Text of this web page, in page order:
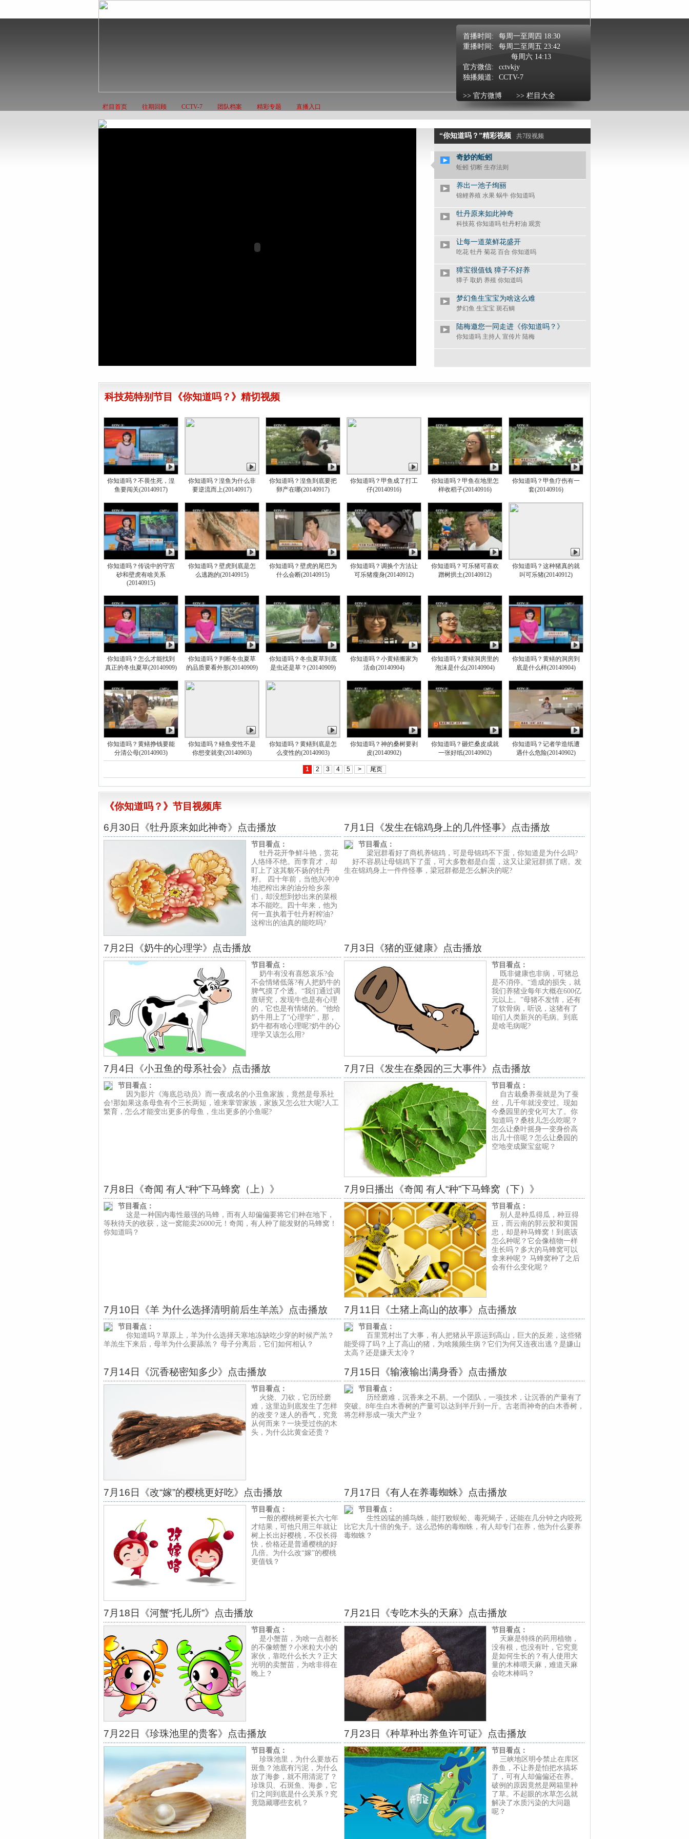
首播时间:
每周一至周四 18:30
重播时间:
每周二至周五 23:42
每周六 14:13
官方微信:
cctvkjy
独播频道:
CCTV-7
>> 官方微博 >> 栏目大全
栏目首页 往期回顾 CCTV-7 团队档案 精彩专题 直播入口
“你知道吗？”精彩视频 共7段视频
奇妙的蚯蚓
蚯蚓 切断 生存法则
养出一池子绚丽
锦鲤养殖 水果 蜗牛 你知道吗
牡丹原来如此神奇
科技苑 你知道吗 牡丹籽油 观赏
让每一道菜鲜花盛开
吃花 牡丹 菊花 百合 你知道吗
獐宝很值钱 獐子不好养
獐子 取奶 养殖 你知道吗
梦幻鱼生宝宝为啥这么难
梦幻鱼 生宝宝 斑石鲷
陆梅邀您一同走进《你知道吗？》
你知道吗 主持人 宣传片 陆梅
科技苑特别节目《你知道吗？》精切视频
你知道吗？不畏生死，湟
鱼要闯关(20140917)
你知道吗？湟鱼为什么非
要逆流而上(20140917)
你知道吗？湟鱼到底要把
卵产在哪(20140917)
你知道吗？甲鱼成了打工
仔(20140916)
你知道吗？甲鱼在地里怎
样收稻子(20140916)
你知道吗？甲鱼疗伤有一
套(20140916)
你知道吗？传说中的守宫
砂和壁虎有啥关系
(20140915)
你知道吗？壁虎到底是怎
么逃跑的(20140915)
你知道吗？壁虎的尾巴为
什么会断(20140915)
你知道吗？调换个方法让
可乐猪瘦身(20140912)
你知道吗？可乐猪可喜欢
蹭树拱土(20140912)
你知道吗？这种猪真的就
叫可乐猪(20140912)
你知道吗？怎么才能找到
真正的冬虫夏草(20140909)
你知道吗？判断冬虫夏草
的品质要看外形(20140909)
你知道吗？冬虫夏草到底
是虫还是草？(20140909)
你知道吗？小黄鳝搬家为
活命(20140904)
你知道吗？黄鳝洞房里的
泡沫是什么(20140904)
你知道吗？黄鳝的洞房到
底是什么样(20140904)
你知道吗？黄鳝挣钱要能
分清公母(20140903)
你知道吗？鳝鱼变性不是
你想变就变(20140903)
你知道吗？黄鳝到底是怎
么变性的(20140903)
你知道吗？神的桑树要剥
皮(20140902)
你知道吗？砸烂桑皮成就
一张好纸(20140902)
你知道吗？记者学造纸遭
遇什么危险(20140902)
1 2 3 4 5 > 尾页
《你知道吗？》节目视频库
6月30日《牡丹原来如此神奇》点击播放
节目看点：
牡丹花开争鲜斗艳，赏花
人络绎不绝。而李育才，却
盯上了这其貌不扬的牡丹
籽。 四十年前，当他兴冲冲
地把榨出来的油分给乡亲
们，却没想到炒出来的菜根
本不能吃。四十年来，他为
何一直执着于牡丹籽榨油?
这榨出的油真的能吃吗?
7月1日《发生在锦鸡身上的几件怪事》点击播放
节目看点：
梁冠群看好了商机养锦鸡，可是母锦鸡不下蛋，你知道是为什么吗?
好不容易让母锦鸡下了蛋，可大多数都是白蛋，这又让梁冠群抓了瞎。发
生在锦鸡身上一件件怪事，梁冠群都是怎么解决的呢?
7月2日《奶牛的心理学》点击播放
节目看点：
奶牛有没有喜怒哀乐?会
不会情绪低落?有人把奶牛的
脾气摸了个透。“我们通过调
查研究，发现牛也是有心理
的，它也是有情绪的。”他给
奶牛用上了“心理学”，那，
奶牛都有啥心理呢?奶牛的心
理学又该怎么用?
7月3日《猪的亚健康》点击播放
节目看点：
既非健康也非病，可猪总
是不消停。“造成的损失，就
我们养猪业每年大概在600亿
元以上。”母猪不发情，还有
了软骨病，听说，这猪有了
咱们人类新兴的毛病。到底
是啥毛病呢?
7月4日《小丑鱼的母系社会》点击播放
节目看点：
因为影片《海底总动员》而一夜成名的小丑鱼家族，竟然是母系社
会!那如果这条母鱼有个三长两短，谁来掌管家族，家族又怎么壮大呢?人工
繁育，怎么才能变出更多的母鱼，生出更多的小鱼呢?
7月7日《发生在桑园的三大事件》点击播放
节目看点：
自古栽桑养蚕就是为了蚕
丝，几千年就没变过。现如
今桑园里的变化可大了。你
知道吗？桑枝儿怎么吃呢？
怎么让桑叶摇身一变身价高
出几十倍呢？怎么让桑园的
空地变成聚宝盆呢？
7月8日《奇闻 有人“种”下马蜂窝（上）》
节目看点：
这是一种国内毒性最强的马蜂，而有人却偏偏要将它们种在地下，
等秋待天的收获，这一窝能卖26000元！奇闻，有人种了能发财的马蜂窝！
你知道吗？
7月9日播出《奇闻 有人“种”下马蜂窝（下）》
节目看点：
别人是种瓜得瓜，种豆得
豆，而云南的郭云胶和黄国
忠，却是种马蜂窝！到底该
怎么种呢？它会像植物一样
生长吗？多大的马蜂窝可以
拿来种呢？ 马蜂窝种了之后
会有什么变化呢？
7月10日《羊 为什么选择清明前后生羊羔》点击播放
节目看点：
你知道吗？草原上，羊为什么选择天寒地冻缺吃少穿的时候产羔？
羊羔生下来后，母羊为什么要舔羔？ 母子分离后，它们如何相认？
7月11日《土猪上高山的故事》点击播放
节目看点：
百里荒村出了大事，有人把猪从平原运到高山，巨大的反差，这些猪
能受得了吗？上了高山的猪，为啥频频生病？它们为何又连夜出逃？是嫌山
太高？还是嫌天太冷？
7月14日《沉香秘密知多少》点击播放
节目看点：
火烧、刀砍，它历经磨
难，这里边到底发生了怎样
的改变？迷人的香气，究竟
从何而来？一块受过伤的木
头，为什么比黄金还贵？
7月15日《输液输出满身香》点击播放
节目看点：
历经磨难，沉香来之不易。一个团队，一项技术，让沉香的产量有了
突破。8年生白木香树的产量可以达到半斤到一斤。古老而神奇的白木香树，
将怎样形成一项大产业？
7月16日《改“嫁”的樱桃更好吃》点击播放
节目看点：
一般的樱桃树要长六七年
才结果，可他只用三年就让
树上长出好樱桃，不仅长得
快，价格还是普通樱桃的好
几倍。为什么改“嫁”的樱桃
更值钱？
7月17日《有人在养毒蜘蛛》点击播放
节目看点：
生性凶猛的捕鸟蛛，能打败蜈蚣、毒死蝎子，还能在几分钟之内咬死
比它大几十倍的兔子。这么恐怖的毒蜘蛛，有人却专门在养，他为什么要养
毒蜘蛛？
7月18日《河蟹“托儿所”》点击播放
节目看点：
是小蟹苗，为啥一点都长
的不像螃蟹？小米粒大小的
家伙，靠吃什么长大？正大
光明的卖蟹苗，为啥非得在
晚上？
7月21日《专吃木头的天麻》点击播放
节目看点：
天麻是特殊的药用植物，
没有根，也没有叶，它究竟
是如何生长的？有人使用大
量的木棒喂天麻，难道天麻
会吃木棒吗？
7月22日《珍珠池里的贵客》点击播放
节目看点：
珍珠池里，为什么要放石
斑鱼？池底有污泥，为什么
放了海参，就不用清泥了？
珍珠贝、石斑鱼、海参，它
们之间到底是什么关系？究
竟隐藏哪些玄机？
7月23日《种草种出养鱼许可证》点击播放
节目看点：
三峡地区明令禁止在库区
养鱼，不让养是怕把水搞坏
了，可有人却偏偏还在养。
破例的原因竟然是网箱里种
了草。不起眼的水草怎么就
解决了水质污染的大问题
呢？